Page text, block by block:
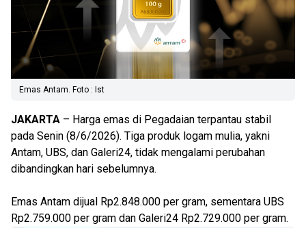
Emas Antam. Foto : Ist
JAKARTA – Harga emas di Pegadaian terpantau stabil
pada Senin (8/6/2026). Tiga produk logam mulia, yakni
Antam, UBS, dan Galeri24, tidak mengalami perubahan
dibandingkan hari sebelumnya.
Emas Antam dijual Rp2.848.000 per gram, sementara UBS
Rp2.759.000 per gram dan Galeri24 Rp2.729.000 per gram.